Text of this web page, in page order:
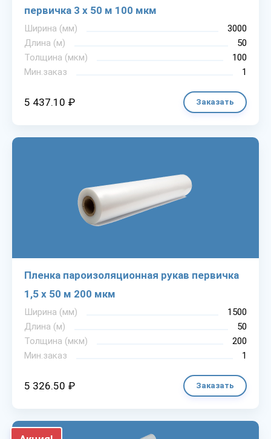
первичка 3 х 50 м 100 мкм
Ширина (мм)
3000
Длина (м)
50
Толщина (мкм)
100
Мин.заказ
1
5 437.10 ₽ Заказать
Пленка пароизоляционная рукав первичка
1,5 х 50 м 200 мкм
Ширина (мм)
1500
Длина (м)
50
Толщина (мкм)
200
Мин.заказ
1
5 326.50 ₽ Заказать